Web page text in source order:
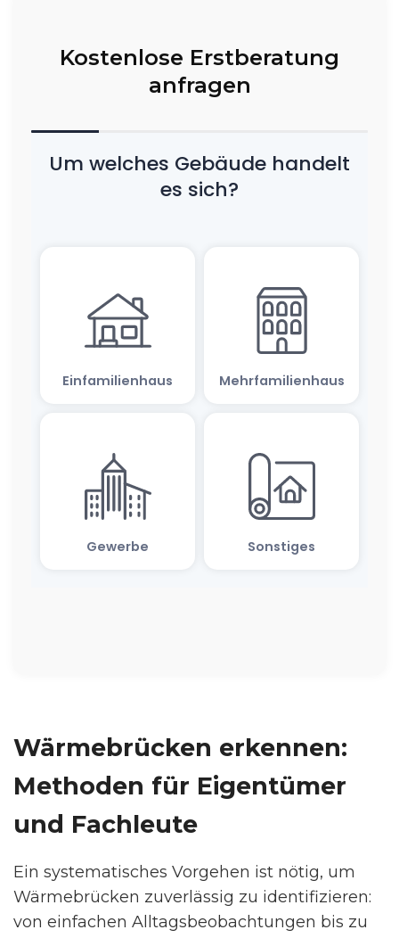
Kostenlose Erstberatung
anfragen
Wärmebrücken erkennen:
Methoden für Eigentümer
und Fachleute
Ein systematisches Vorgehen ist nötig, um
Wärmebrücken zuverlässig zu identifizieren:
von einfachen Alltagsbeobachtungen bis zu